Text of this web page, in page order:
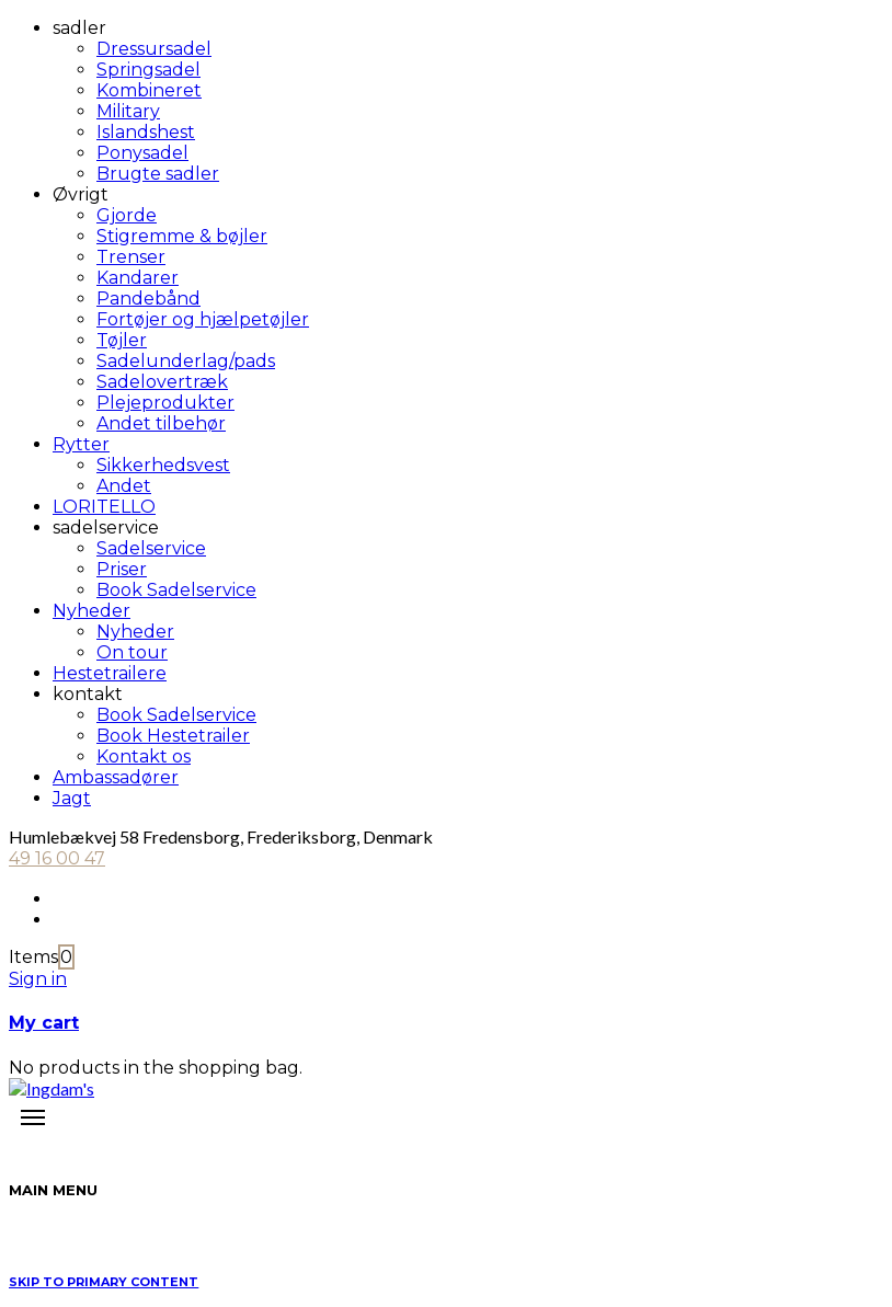
sadler
Dressursadel
Springsadel
Kombineret
Military
Islandshest
Ponysadel
Brugte sadler
Øvrigt
Gjorde
Stigremme & bøjler
Trenser
Kandarer
Pandebånd
Fortøjer og hjælpetøjler
Tøjler
Sadelunderlag/pads
Sadelovertræk
Plejeprodukter
Andet tilbehør
Rytter
Sikkerhedsvest
Andet
LORITELLO
sadelservice
Sadelservice
Priser
Book Sadelservice
Nyheder
Nyheder
On tour
Hestetrailere
kontakt
Book Sadelservice
Book Hestetrailer
Kontakt os
Ambassadører
Jagt
Humlebækvej 58 Fredensborg, Frederiksborg, Denmark
49 16 00 47
Items0
Sign in
My cart
No products in the shopping bag.
MAIN MENU
SKIP TO PRIMARY CONTENT